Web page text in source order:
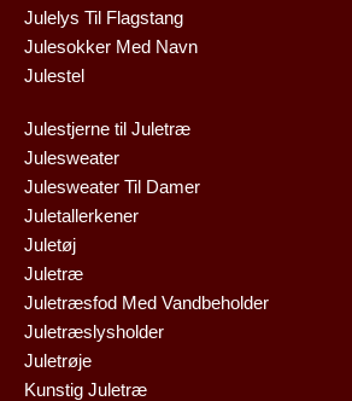
Julelys Til Flagstang
Julesokker Med Navn
Julestel
Julestjerne til Juletræ
Julesweater
Julesweater Til Damer
Juletallerkener
Juletøj
Juletræ
Juletræsfod Med Vandbeholder
Juletræslysholder
Juletrøje
Kunstig Juletræ